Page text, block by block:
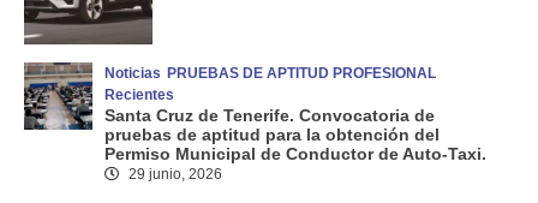
Noticias PRUEBAS DE APTITUD PROFESIONAL
Recientes
Santa Cruz de Tenerife. Convocatoria de
pruebas de aptitud para la obtención del
Permiso Municipal de Conductor de Auto-Taxi.
29 junio, 2026